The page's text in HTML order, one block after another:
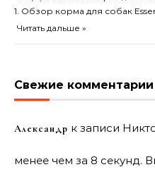
1. Обзор корма для собак
Читать дальше »
Свежие комментарии
Александр к записи
менее чем за 8 секунд.